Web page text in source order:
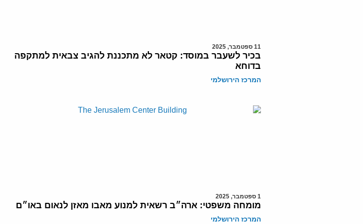
11 ספטמבר, 2025
בכיר לשעבר במוסד: קטאר לא מתכננת להגיב צבאית למתקפה
בדוחא
המרכז הירושלמי
1 ספטמבר, 2025
מומחה משפטי: ארה״ב רשאית למנוע מאבו מאזן לנאום באו״ם
המרכז הירושלמי